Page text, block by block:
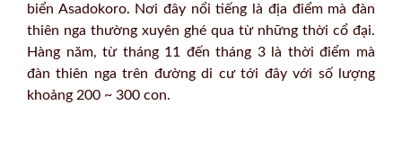
biển Asadokoro. Nơi đây nổi tiếng là địa điểm mà đàn
thiên nga thường xuyên ghé qua từ những thời cổ đại.
Hàng năm, từ tháng 11 đến tháng 3 là thời điểm mà
đàn thiên nga trên đường di cư tới đây với số lượng
khoảng 200 ~ 300 con.